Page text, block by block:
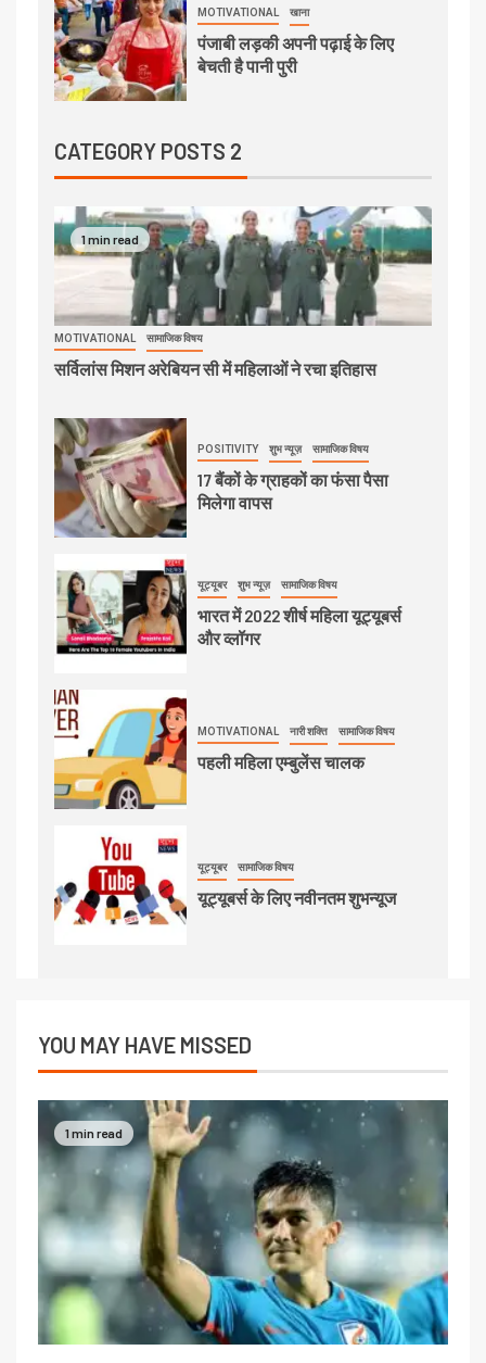
MOTIVATIONAL खाना
पंजाबी लड़की अपनी पढ़ाई के लिए
बेचती है पानी पुरी
CATEGORY POSTS 2
1 min read
MOTIVATIONAL सामाजिक विषय
सर्विलांस मिशन अरेबियन सी में महिलाओं ने रचा इतिहास
POSITIVITY शुभ न्यूज़ सामाजिक विषय
17 बैंकों के ग्राहकों का फंसा पैसा
मिलेगा वापस
यूट्यूबर शुभ न्यूज़ सामाजिक विषय
भारत में 2022 शीर्ष महिला यूट्यूबर्स
और व्लॉगर
MOTIVATIONAL नारी शक्ति सामाजिक विषय
पहली महिला एम्बुलेंस चालक
यूट्यूबर सामाजिक विषय
यूट्यूबर्स के लिए नवीनतम शुभन्यूज
YOU MAY HAVE MISSED
1 min read